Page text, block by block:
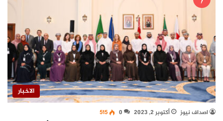
الاخبار
اصداف نيوز أكتوبر 2, 2023 0
515